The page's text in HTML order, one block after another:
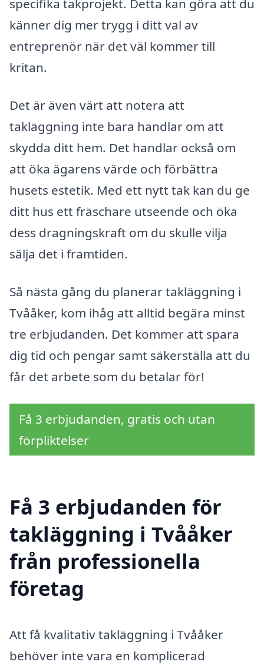
specifika takprojekt. Detta kan göra att du
känner dig mer trygg i ditt val av
entreprenör när det väl kommer till
kritan.
Det är även värt att notera att
takläggning inte bara handlar om att
skydda ditt hem. Det handlar också om
att öka ägarens värde och förbättra
husets estetik. Med ett nytt tak kan du ge
ditt hus ett fräschare utseende och öka
dess dragningskraft om du skulle vilja
sälja det i framtiden.
Så nästa gång du planerar takläggning i
Tvååker, kom ihåg att alltid begära minst
tre erbjudanden. Det kommer att spara
dig tid och pengar samt säkerställa att du
får det arbete som du betalar för!
Få 3 erbjudanden, gratis och utan
förpliktelser
Få 3 erbjudanden för
takläggning i Tvååker
från professionella
företag
Att få kvalitativ takläggning i Tvååker
behöver inte vara en komplicerad